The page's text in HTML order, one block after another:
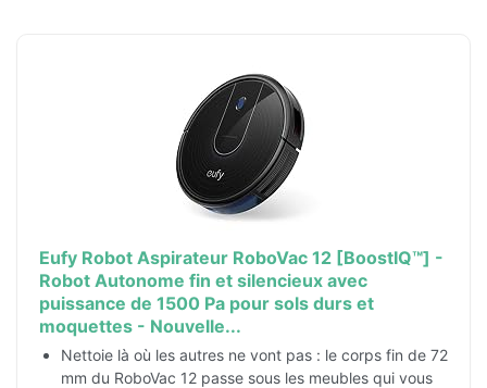
Eufy Robot Aspirateur RoboVac 12 [BoostIQ™] -
Robot Autonome fin et silencieux avec
puissance de 1500 Pa pour sols durs et
moquettes - Nouvelle...
Nettoie là où les autres ne vont pas : le corps fin de 72
mm du RoboVac 12 passe sous les meubles qui vous